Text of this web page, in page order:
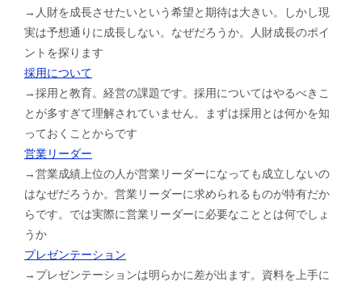
→人財を成長させたいという希望と期待は大きい。しかし現
実は予想通りに成長しない。なぜだろうか。人財成長のポイ
ントを探ります
採用について
→採用と教育。経営の課題です。採用についてはやるべきこ
とが多すぎて理解されていません。まずは採用とは何かを知
っておくことからです
営業リーダー
→営業成績上位の人が営業リーダーになっても成立しないの
はなぜだろうか。営業リーダーに求められるものが特有だか
らです。では実際に営業リーダーに必要なこととは何でしょ
うか
プレゼンテーション
→プレゼンテーションは明らかに差が出ます。資料を上手に